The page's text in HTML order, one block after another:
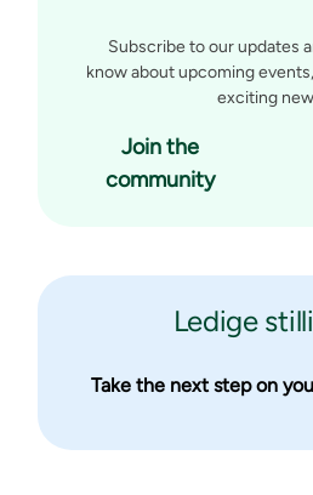
Subscribe to our updates
know about upcoming
exciting
Join the
community
Ledige
Take the next step on